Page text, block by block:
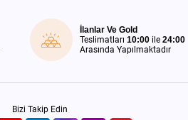
İlanlar Ve Gold
Teslimatları10:00 ile24:00
Arasında Yapılmaktadır
Bizi Takip Edin